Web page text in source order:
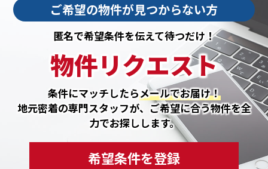
ご希望の物件が見つからない方
匿名で希望条件を伝えて待つだけ！
物件リクエスト
条件にマッチしたらメールでお届け！
地元密着の専門スタッフが、ご希望に合う物件を全
力でお探しします。
希望条件を登録